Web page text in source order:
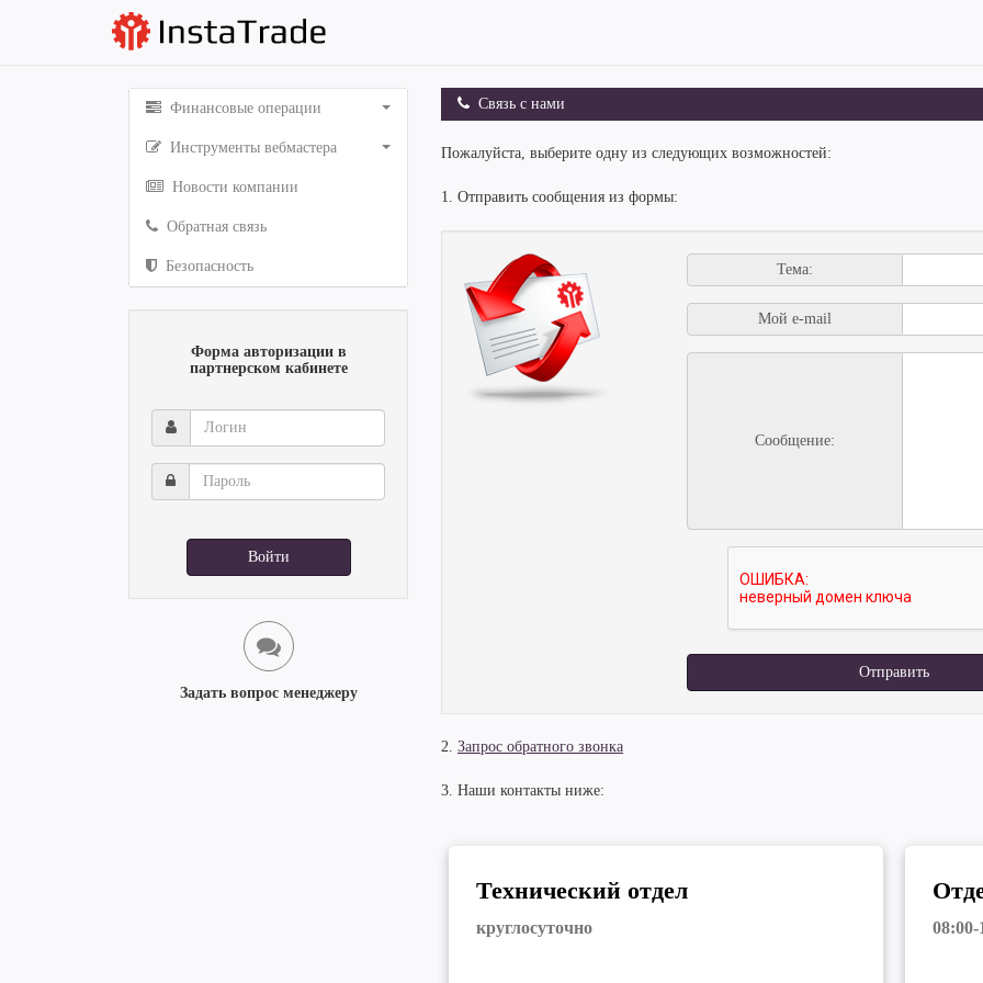
Финансовые операции
Инструменты вебмастера
Новости компании
Обратная связь
Безопасность
Форма авторизации в
партнерском кабинете
Логин
Пароль
Войти
Задать вопрос менеджеру
Связь с нами
Пожалуйста, выберите одну из следующих возможностей:
1. Отправить сообщения из формы:
Тема:
Мой e-mail
Сообщение:
Отправить
2. Запрос обратного звонка
3. Наши контакты ниже:
Технический отдел
круглосуточно 08:00-